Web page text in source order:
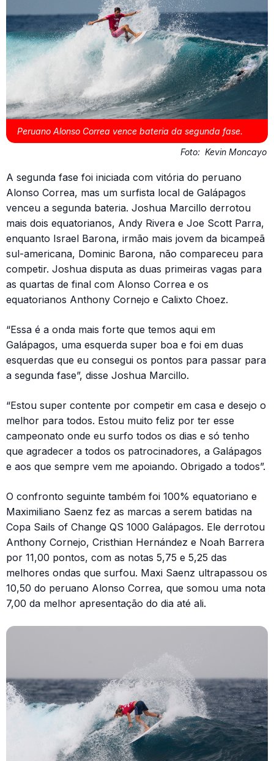
Peruano Alonso Correa vence bateria da segunda fase.
Foto: Kevin Moncayo
A segunda fase foi iniciada com vitória do peruano
Alonso Correa, mas um surfista local de Galápagos
venceu a segunda bateria. Joshua Marcillo derrotou
mais dois equatorianos, Andy Rivera e Joe Scott Parra,
enquanto Israel Barona, irmão mais jovem da bicampeã
sul-americana, Dominic Barona, não compareceu para
competir. Joshua disputa as duas primeiras vagas para
as quartas de final com Alonso Correa e os
equatorianos Anthony Cornejo e Calixto Choez.
“Essa é a onda mais forte que temos aqui em
Galápagos, uma esquerda super boa e foi em duas
esquerdas que eu consegui os pontos para passar para
a segunda fase”, disse Joshua Marcillo.
“Estou super contente por competir em casa e desejo o
melhor para todos. Estou muito feliz por ter esse
campeonato onde eu surfo todos os dias e só tenho
que agradecer a todos os patrocinadores, a Galápagos
e aos que sempre vem me apoiando. Obrigado a todos”.
O confronto seguinte também foi 100% equatoriano e
Maximiliano Saenz fez as marcas a serem batidas na
Copa Sails of Change QS 1000 Galápagos. Ele derrotou
Anthony Cornejo, Cristhian Hernández e Noah Barrera
por 11,00 pontos, com as notas 5,75 e 5,25 das
melhores ondas que surfou. Maxi Saenz ultrapassou os
10,50 do peruano Alonso Correa, que somou uma nota
7,00 da melhor apresentação do dia até ali.